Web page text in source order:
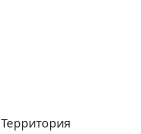
Территория